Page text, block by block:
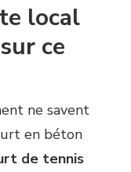
local
ce
ne savent
en béton
de tennis